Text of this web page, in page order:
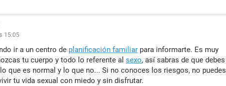
15:05
ir a un centro de planificación familiar para informarte. Es muy
tu cuerpo y todo lo referente al sexo, así sabras de que debes
que es normal y lo que no... Si no conoces los riesgos, no puedes
tu vida sexual con miedo y sin disfrutar.